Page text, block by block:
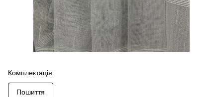
Комплектація:
Пошиття